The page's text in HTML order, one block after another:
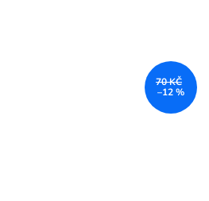
70 KČ
–12 %